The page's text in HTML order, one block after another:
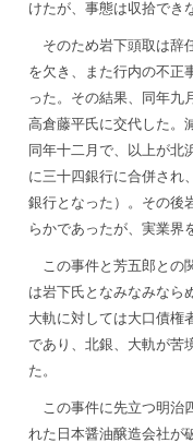
けたが、事態は収拾でき
そのため岩下頭取は辞
を欠き、また行内の不正
った。その結果、同年九
高倉藤平氏に交代した。
同年十二月で、以上が北
に三十四銀行に合併され
銀行となった）。その後
らかであったが、実業界
この事件と芳五郎との
は岩下氏となみなみなら
大軌に対しては大口債権
であり、北銀、大軌が苦
た。
この事件に先立つ明治
れた日本醤油醸造会社が